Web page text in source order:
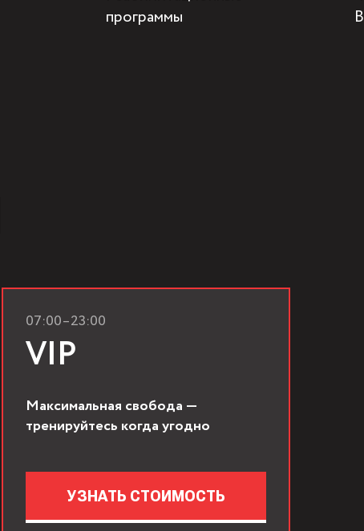
программы
Максимальная свобода —
тренируйтесь когда угодно
VIP
07:00–23:00
УЗНАТЬ СТОИМОСТЬ